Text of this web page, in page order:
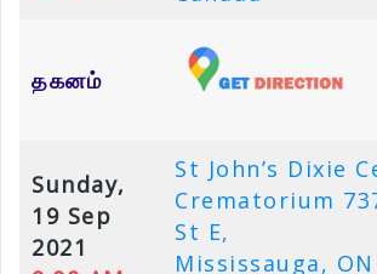
தகனம்
Sunday,
19 Sep
2021
St John’s Dixie
Crematorium
St E,
Mississauga, ON